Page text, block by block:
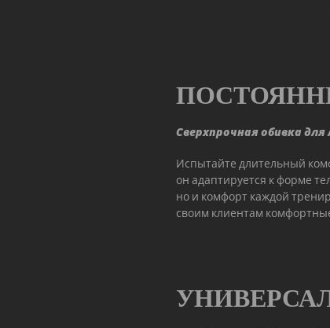
Сверхпрочная обивка
Испытайте длительный
он адаптируется к форме
но и комфорт каждой
своим клиентам